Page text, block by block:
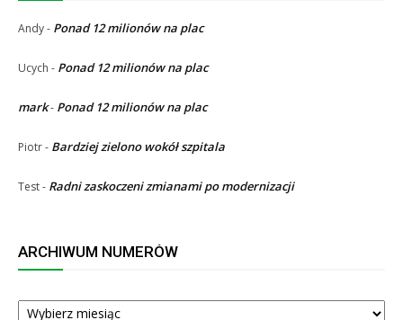
Andy- Ponad 12 milionów na plac
Ucych - Ponad 12 milionów na plac
mark- Ponad 12 milionów na plac
Piotr- Bardziej zielono wokół szpitala
Test- Radni zaskoczeni zmianami po modernizacji
ARCHIWUM NUMERÓW
ARCHIWUM
NUMERÓW